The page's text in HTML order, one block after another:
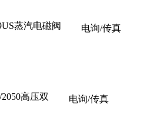
蒸汽电磁阀
电询/传真
高压双
电询/传真